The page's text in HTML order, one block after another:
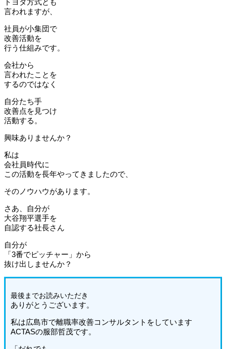
トヨタ方式とも
言われますが、
社員が小集団で
改善活動を
行う仕組みです。
会社から
言われたことを
するのではなく
自分たち手
改善点を見つけ
活動する。
興味ありませんか？
私は
会社員時代に
この活動を長年やってきましたので、
そのノウハウがあります。
さあ、自分が
大谷翔平選手を
自認する社長さん
自分が
「3番でピッチャー」から
抜け出しませんか？
最後までお読みいただき
ありがとうございます。
私は広島市で離職率改善コンサルタントをしています
ACTASの服部哲茂です。